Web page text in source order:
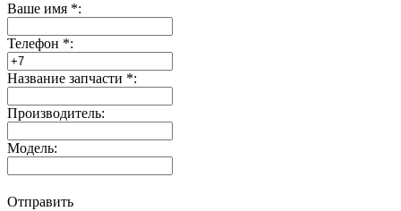
Ваше имя *:
Телефон *:
Название запчасти *:
Производитель:
Модель:
Отправить